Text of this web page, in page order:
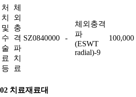
처
치
및
수
술
료
등
체
외
충
격
파
치
료
SZ0840000 -
체외충격
파
(ESWT
radial)-9
100,000
02 치료재료대